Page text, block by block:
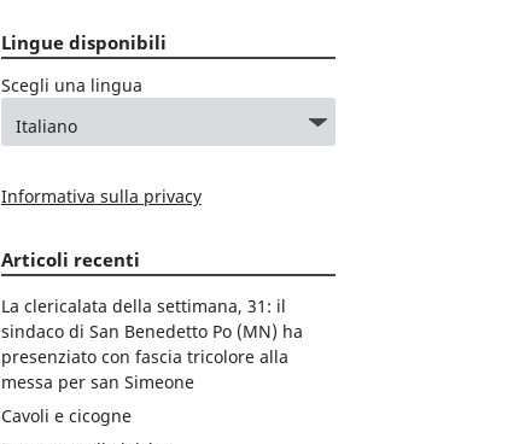
Lingue disponibili
Scegli una lingua
Informativa sulla privacy
Articoli recenti
La clericalata della settimana, 31: il
sindaco di San Benedetto Po (MN) ha
presenziato con fascia tricolore alla
messa per san Simeone
Cavoli e cicogne